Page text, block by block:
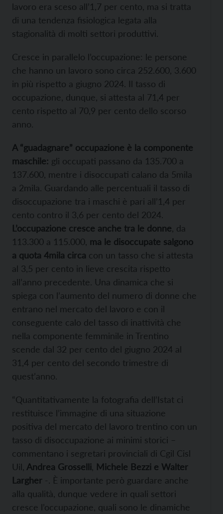
lavoro era sceso all’1,7 per cento, ma si tratta
di una tendenza fisiologica legata alla
stagionalità di molti settori produttivi.
Cresce in parallelo l’occupazione: le persone
che hanno un lavoro sono circa 252.600, 3.600
in più rispetto a giugno 2024. Il tasso di
occupazione, dunque, si attesta al 71,4 per
cento rispetto al 70,9 per cento dello scorso
anno.
A “guadagnare” occupazione è la componente
maschile: gli occupati passano da 135.700 a
137.600, mentre i disoccupati calano da 5mila
a 2mila. Guardando alle percentuali il tasso di
disoccupazione tra i maschi è pari all’1,4 per
cento contro il 3,6 per cento del 2024.
L’occupazione cresce anche tra le donne , da
113.300 a 115.000, ma le disoccupate salgono
a quota 4mila circa con un tasso che si attesta
al 3,5 per cento in lieve crescita rispetto
all’anno precedente. Una dinamica che si
spiega con l’aumento del numero di donne che
entrano nel mercato del lavoro e con il
conseguente calo del tasso di inattività che
nella componente femminile in Trentino
scende dal 32 per cento del giugno 2024 al
31,4 per cento del secondo trimestre di
quest’anno.
“Quantitativamente la fotografia dell’Istat ci
restituisce l’immagine di una situazione
positiva del mercato del lavoro trentino con un
tasso di disoccupazione ai minimi storici –
commentano i segretari provinciali di Cgil Cisl
Uil, Andrea Grosselli Michele Bezzi e Walter
Largher -. È importante però guardare anche
alla qualità, dunque vedere in quali settori
cresce l’occupazione, quali sono le dinamiche